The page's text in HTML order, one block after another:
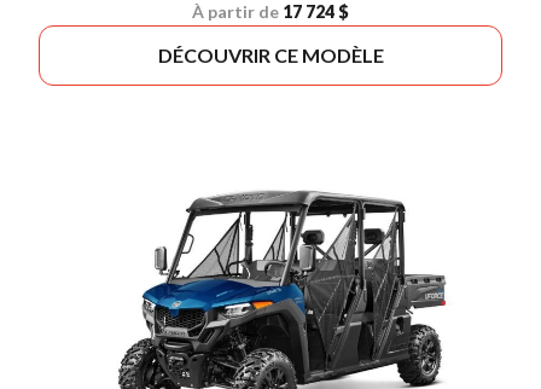
À partir de 17 724 $
DÉCOUVRIR CE MODÈLE